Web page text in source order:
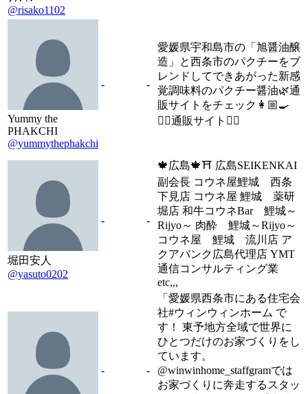
@risako1102
Yummy the
PHAKCHI
@yummythephakchi
- -
愛媛県宇和島市の「旭醤油醸
造」と西条市のパクチーをブ
レンドしてできあがった新感
覚調味料のパクチー醤油🌿通
販サイトをチェック👩🏼‍🍳
👇🏻通販サイト👇🏻
堀田安人
@yasuto0202
- -
🍁広島🍁⛩️ 広島SEIKENKAI
副会長 コウネ屋鯉城 西条
下見店 コウネ屋 鯉城 薬研
堀店 和牛コウネBar 鯉城～
Rijyo～ 肉酔 鯉城～Rijyo～
コウネ屋 鯉城 流川店 ア
クアバンク広島代理店 YMT
通信コンサルティング業
etc,,,
- -
「愛媛県西条市にある住宅会
社#ウィンウィンホーム で
す！ 東予地方全域で世界に
ひとつだけのお家づくりをし
ています。
@winwinhome_staffgramでは
お家づくりに奔走するスタッ